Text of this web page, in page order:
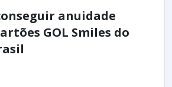
anuidade
GOL Smiles do